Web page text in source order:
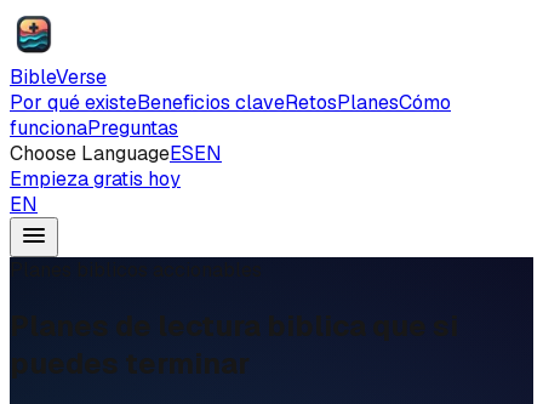
BibleVerse
Por qué existeBeneficios claveRetosPlanesCómo
funcionaPreguntas
Choose LanguageESEN
Empieza gratis hoy
EN
Planes de lectura biblica que si
puedes terminar